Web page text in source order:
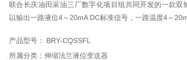
联合长庆油田采油三厂数字化项目组共同开发的一款双
以输出一路液位4～20mA DC标准信号，一路温度4～
产品型号： BRY-CQSSFL
所属分类：伸缩法兰液位变送器